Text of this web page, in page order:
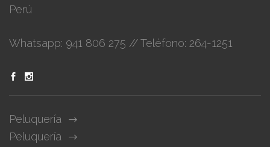
Perú
Whatsapp: 941 806 275 // Teléfono: 264-1251
Peluquería
Peluquería